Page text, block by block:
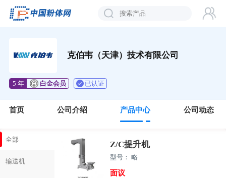
克伯韦（天津）技术有限公司
5 年 白金会员 已认证
首页 公司介绍 产品中心 公司动态
全部
输送机
Z/C提升机
型号： 略
面议